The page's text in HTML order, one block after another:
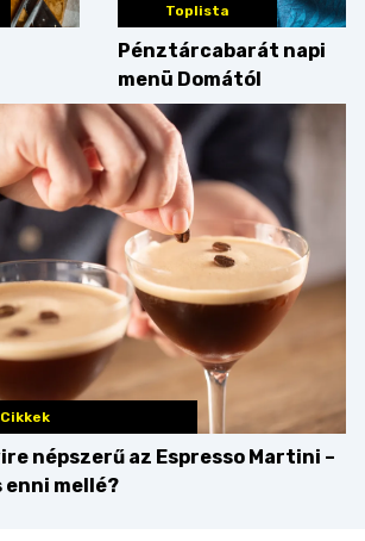
Toplista
Pénztárcabarát napi
menü Domától
Cikkek
népszerű az Espresso Martini –
enni mellé?